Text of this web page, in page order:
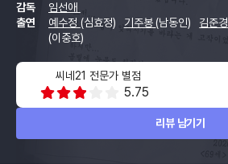
감독
임선애
출연
예수정 (심효정) 기주봉(남동인)
김준경
(이중호)
씨네21 전문가 별점
5.75
리뷰 남기기